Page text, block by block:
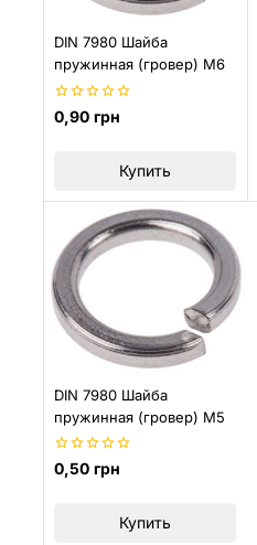
DIN 7980 Шайба
пружинная (гровер) M6
0
из
0,90 грн
Купить
DIN 7980 Шайба
пружинная (гровер) M5
0
из
0,50 грн
Купить